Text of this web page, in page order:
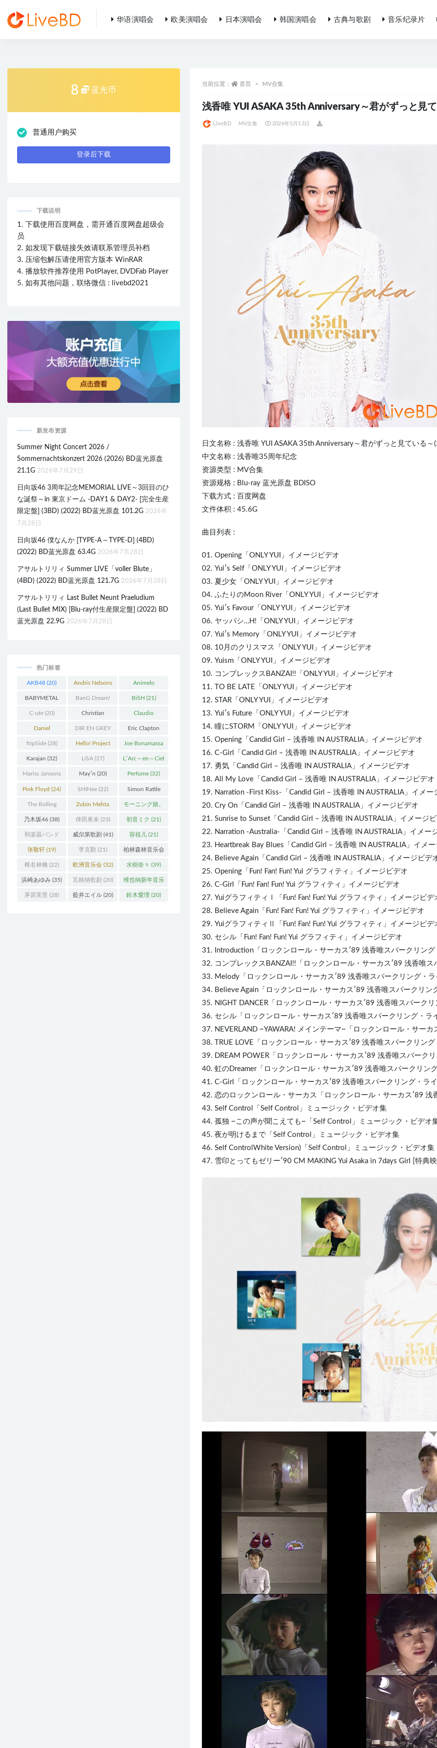
华语演唱会 欧美演唱会 日本演唱会 韩国演唱会 古典与歌剧 音乐纪录片
当前位置： 首页 MV合集
浅香唯 YUI ASAKA 35th Anniversary～君がずっと見
LiveBD MV合集 2026年5月13日
日文名称 : 浅香唯 YUI ASAKA 35th Anniversary～君がずっと見ている～
中文名称 : 浅香唯35周年纪念
资源类型 : MV合集
资源规格 : Blu-ray 蓝光原盘 BDISO
下载方式 : 百度网盘
文件体积 : 45.6G
曲目列表 :
01. Opening「ONLY YUI」イメージビデオ
02. Yui′s Self「ONLY YUI」イメージビデオ
03. 夏少女「ONLY YUI」イメージビデオ
04. ふたりのMoon River「ONLY YUI」イメージビデオ
05. Yui′s Favour「ONLY YUI」イメージビデオ
06. ヤッパシ…H!「ONLY YUI」イメージビデオ
07. Yui′s Memory「ONLY YUI」イメージビデオ
08. 10月のクリスマス「ONLY YUI」イメージビデオ
09. Yuism「ONLY YUI」イメージビデオ
10. コンプレックスBANZAI !!「ONLY YUI」イメージビデオ
11. TO BE LATE「ONLY YUI」イメージビデオ
12. STAR「ONLY YUI」イメージビデオ
13. Yui′s Future「ONLY YUI」イメージビデオ
14. 瞳にSTORM「ONLY YUI」イメージビデオ
15. Opening「Candid Girl – 浅香唯 IN AUSTRALIA」イメージビデオ
16. C-Girl「Candid Girl – 浅香唯 IN AUSTRALIA」イメージビデオ
17. 勇気「Candid Girl – 浅香唯 IN AUSTRALIA」イメージビデオ
18. All My Love「Candid Girl – 浅香唯 IN AUSTRALIA」イメージビデオ
19. Narration -First Kiss-「Candid Girl – 浅香唯 IN AUSTRALIA」イメー
20. Cry On「Candid Girl – 浅香唯 IN AUSTRALIA」イメージビデオ
21. Sunrise to Sunset「Candid Girl – 浅香唯 IN AUSTRALIA」イメージ
22. Narration -Australia-「Candid Girl – 浅香唯 IN AUSTRALIA」イメー
23. Heartbreak Bay Blues「Candid Girl – 浅香唯 IN AUSTRALIA」イメ
24. Believe Again「Candid Girl – 浅香唯 IN AUSTRALIA」イメージビデ
25. Opening「Fun! Fan! Fun! Yui グラフィティ」イメージビデオ
26. C-Girl「Fun! Fan! Fun! Yui グラフィティ」イメージビデオ
27. YuiグラフィティⅠ「Fun! Fan! Fun! Yui グラフィティ」イメージビデ
28. Believe Again「Fun! Fan! Fun! Yui グラフィティ」イメージビデオ
29. YuiグラフィティⅡ「Fun! Fan! Fun! Yui グラフィティ」イメージビデ
30. セシル「Fun! Fan! Fun! Yui グラフィティ」イメージビデオ
31. Introduction「ロックンロール・サーカス′89 浅香唯スパークリン
32. コンプレックスBANZAI!!「ロックンロール・サーカス′89 浅香唯
33. Melody「ロックンロール・サーカス′89 浅香唯スパークリング・
34. Believe Again「ロックンロール・サーカス′89 浅香唯スパークリン
35. NIGHT DANCER「ロックンロール・サーカス′89 浅香唯スパーク
36. セシル「ロックンロール・サーカス′89 浅香唯スパークリング・ラ
37. NEVERLAND ~YAWARA! メインテーマ~「ロックンロール・サー
38.
TRUE LOVE「ロックンロール・サーカス′89 浅香唯スパークリン
39. DREAM POWER「ロックンロール・サーカス′89 浅香唯スパーク
40. 虹のDreamer「ロックンロール・サーカス′89 浅香唯スパークリン
41. C-Girl「ロックンロール・サーカス′89 浅香唯スパークリング・ラ
42. 恋のロックンロール・サーカス「ロックンロール・サーカス′89
43. Self Control「Self Control」ミュージック・ビデオ集
44. 孤独 ~この声が聞こえても~「Self Control」ミュージック・ビデオ
45. 夜が明けるまで「Self Control」ミュージック・ビデオ集
46. Self ControlWhite Version)「Self Control」ミュージック・ビデオ集
47. 雪印とってもゼリー′90 CM MAKING Yui Asaka in 7days Girl [特典
8 蓝光币
普通用户购买
登录后下载
下载说明
1. 下载使用百度网盘，需开通百度网盘超级会
员
2. 如发现下载链接失效请联系管理员补档
3. 压缩包解压请使用官方版本 WinRAR
4. 播放软件推荐使用 PotPlayer, DVDFab Player
5. 如有其他问题，联络微信 : livebd2021
新发布资源
Summer Night Concert 2026 /
Sommernachtskonzert 2026 (2026) BD蓝光原盘
21.1G 2026年7月29日
日向坂46 3周年記念MEMORIAL LIVE～3回目のひ
な誕祭～in 東京ドーム -DAY1 & DAY2- [完全生産
限定盤] (3BD) (2022) BD蓝光原盘 101.2G 2026年
7月28日
日向坂46 僕なんか [TYPE-A～TYPE-D] (4BD)
(2022) BD蓝光原盘 63.4G 2026年7月28日
アサルトリリィ Summer LIVE「voller Blute」
(4BD) (2022) BD蓝光原盘 121.7G 2026年7月28日
アサルトリリィ Last Bullet Neunt Praeludium
(Last Bullet MIX) [Blu-ray付生産限定盤] (2022) BD
蓝光原盘 22.9G 2026年7月28日
热门标签
AKB48 (20) Andris Nelsons
(22)
Animelo
Summer Live
(34)
BABYMETAL
(22)
BanG Dream!
(48)
BiSH (21)
C-ute(20) Christian
Thielemann(36)
Claudio
Abbado(25)
Daniel
Barenboim(37)
DIR EN GREY
(27)
Eric Clapton
(27)
fripSide(28) Hello! Project
(58)
Joe Bonamassa
(20)
Karajan (32) LiSA(27) L′Arc～en～Ciel
(41)
Mariss Jansons
(25)
May′n (20) Perfume (32)
Pink Floyd (24) SHINee(22) Simon Rattle
(43)
The Rolling
Stones(30)
Zubin Mehta
(19)
モーニング娘。
(27)
乃木坂46 (38) 倖田來未 (23) 初音ミク (21)
和楽器バンド
(25)
威尔第歌剧 (41) 容祖儿 (21)
张敬轩 (19) 李克勤 (21) 柏林森林音乐会
(22)
椎名林檎 (22) 欧洲音乐会(32) 水樹奈々 (39)
浜崎あゆみ (35) 瓦格纳歌剧 (20) 维也纳新年音乐
会(19)
茅原実里 (28) 藍井エイル(20) 鈴木愛理 (20)